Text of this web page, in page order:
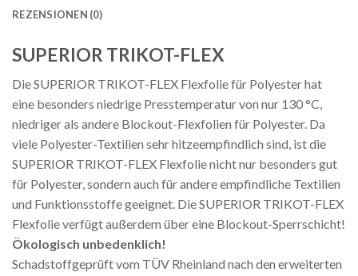
REZENSIONEN (0)
SUPERIOR TRIKOT-FLEX
Die SUPERIOR TRIKOT-FLEX Flexfolie für Polyester hat
eine besonders niedrige Presstemperatur von nur 130 °C,
niedriger als andere Blockout-Flexfolien für Polyester. Da
viele Polyester-Textilien sehr hitzeempfindlich sind, ist die
SUPERIOR TRIKOT-FLEX Flexfolie nicht nur besonders gut
für Polyester, sondern auch für andere empfindliche Textilien
und Funktionsstoffe geeignet. Die SUPERIOR TRIKOT-FLEX
Flexfolie verfügt außerdem über eine Blockout-Sperrschicht!
Ökologisch unbedenklich!
Schadstoffgeprüft vom TÜV Rheinland nach den erweiterten